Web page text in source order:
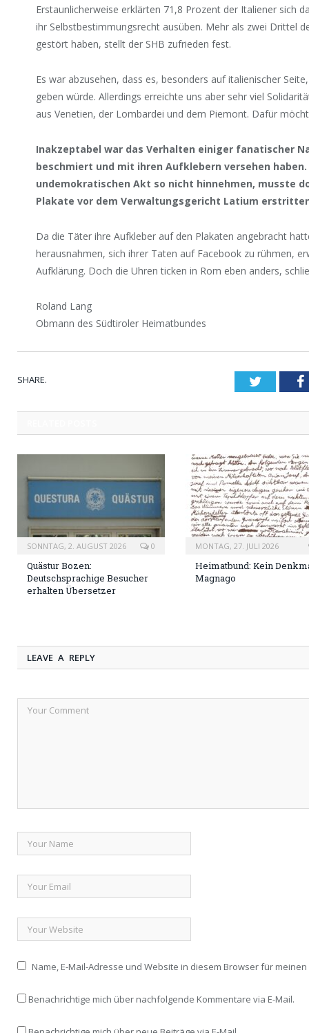
Erstaunlicherweise erklärten 71,8 Prozent der Italiener sich
ihr Selbstbestimmungsrecht ausüben. Mehr als zwei Drittel
gestört haben, stellt der SHB zufrieden fest.
Es war abzusehen, dass es, besonders auf italienischer
geben würde. Allerdings erreichte uns aber sehr viel
aus Venetien, der Lombardei und dem Piemont. Dafür
Inakzeptabel war das Verhalten einiger fanatischer
beschmiert und mit ihren Aufklebern versehen haben.
undemokratischen Akt so nicht hinnehmen, musste
Plakate vor dem Verwaltungsgericht Latium
Da die Täter ihre Aufkleber auf den Plakaten angebracht
herausnahmen, sich ihrer Taten auf Facebook zu rühmen,
Aufklärung. Doch die Uhren ticken in Rom eben anders,
Roland Lang
Obmann des Südtiroler Heimatbundes
SHARE. Twitter
SONNTAG, 2. AUGUST 2026 0
Quästur Bozen:
Deutschsprachige Besucher
erhalten Übersetzer
MONTAG, 27. JULI 2026
Heimatbund: Kein
Magnago
LEAVE A REPLY
Name, E-Mail-Adresse und Website in diesem Browser für
Benachrichtige mich über nachfolgende Kommentare via E-Mail.